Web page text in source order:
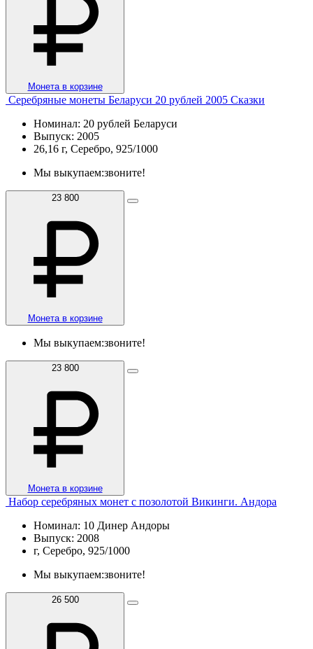
Монета в корзине
Серебряные монеты Беларуси 20 рублей 2005 Сказки
Номинал: 20 рублей Беларуси
Выпуск: 2005
26,16 г, Серебро, 925/1000
Мы выкупаем:звоните!
23 800
Монета в корзине
Мы выкупаем:звоните!
23 800
Монета в корзине
Набор серебряных монет с позолотой Викинги. Андора
Номинал: 10 Динер Андоры
Выпуск: 2008
г, Серебро, 925/1000
Мы выкупаем:звоните!
26 500